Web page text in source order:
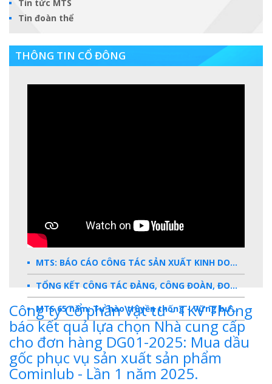
Tin tức MTS
Tin đoàn thể
THÔNG TIN CỔ ĐÔNG
MTS: BÁO CÁO CÔNG TÁC SẢN XUẤT KINH DOANH 2025
TỔNG KẾT CÔNG TÁC ĐẢNG, CÔNG ĐOÀN, ĐOÀN THANH NIÊN 2025
MTS 65 năm: Tự hào truyền thống - Vững bước Tương lai
Dấu ấn MTS 2024
Báo cáo tổng kết hoạt động SXKD năm 2023
Công ty Cổ phần Vật tư - TKV Thông
báo kết quả lựa chọn Nhà cung cấp
cho đơn hàng DG01-2025: Mua dầu
gốc phục vụ sản xuất sản phẩm
Cominlub - Lần 1 năm 2025.